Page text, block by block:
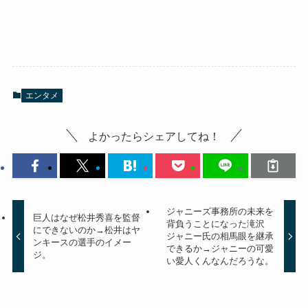
エンタメ
よかったらシェアしてね！
巨人はなぜ松井秀喜を監督
にできないのか→松井はヤ
ンキースの選手のイメー
ジ。
ジャニーズ事務所の未来を
背負うことになった滝沢
ジャニー氏の相馬眼を継承
できるか→ジャニーの可愛
い愛人くんなんだろうな。